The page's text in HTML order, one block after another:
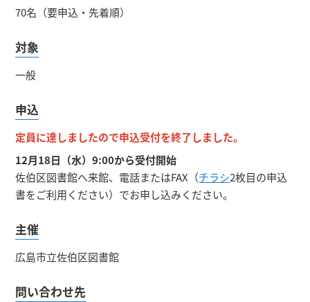
70名（要申込・先着順）
対象
一般
申込
定員に達しましたので申込受付を終了しました。
12月18日（水）9:00から受付開始
佐伯区図書館へ来館、電話またはFAX（チラシ2枚目の申込
書をご利用ください）でお申し込みください。
主催
広島市立佐伯区図書館
問い合わせ先